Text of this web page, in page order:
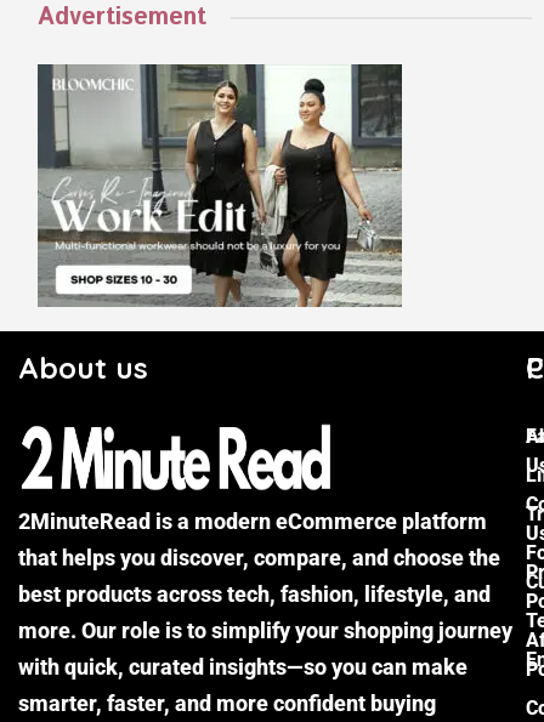
Advertisement
About us
2MinuteRead is a modern eCommerce platform
that helps you discover, compare, and choose the
best products across tech, fashion, lifestyle, and
more. Our role is to simplify your shopping journey
with quick, curated insights—so you can make
smarter, faster, and more confident buying